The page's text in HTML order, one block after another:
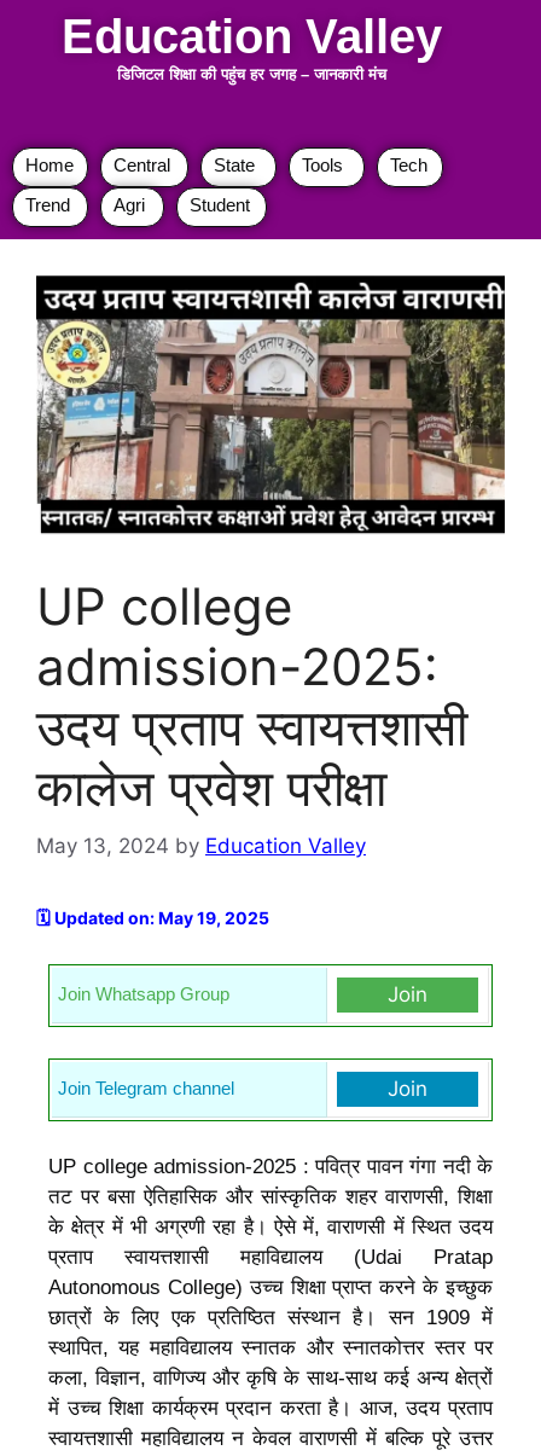
Education Valley
डिजिटल शिक्षा की पहुंच हर जगह–जानकारी मंच
Home Central State Tools
Tech
Trend
Agri Student
UP college
admission-2025:
उदय प्रताप स्वायत्तशासी
कालेज प्रवेश परीक्षा
May 13, 2024 by Education Valley
🗓️ Updated on: May 19, 2025
Join Whatsapp Group Join
Join Telegram channel Join
UP college admission-2025 : पवित्र पावन गंगा नदी के
तट पर बसा ऐतिहासिक और सांस्कृतिक शहर वाराणसी, शिक्षा
के क्षेत्र में भी अग्रणी रहा है। ऐसे में, वाराणसी में स्थित उदय
प्रताप स्वायत्तशासी महाविद्यालय (Udai Pratap
Autonomous College) उच्च शिक्षा प्राप्त करने के इच्छुक
छात्रों के लिए एक प्रतिष्ठित संस्थान है। सन 1909 में
स्थापित, यह महाविद्यालय स्नातक और स्नातकोत्तर स्तर पर
कला, विज्ञान, वाणिज्य और कृषि के साथ-साथ कई अन्य क्षेत्रों
में उच्च शिक्षा कार्यक्रम प्रदान करता है। आज, उदय प्रताप
स्वायत्तशासी महाविद्यालय न केवल वाराणसी में बल्कि पूरे उत्तर